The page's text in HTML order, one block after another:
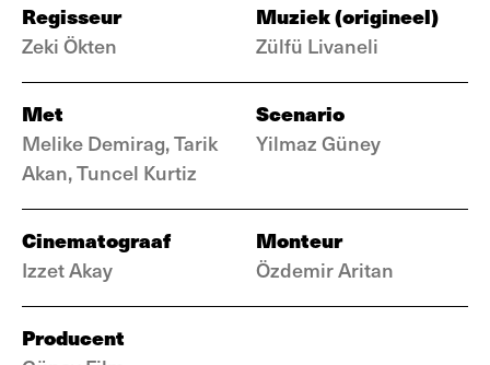
Regisseur
Zeki Ökten
Muziek (origineel)
Zülfü Livaneli
Met
Melike Demirag, Tarik
Akan, Tuncel Kurtiz
Scenario
Yilmaz Güney
Cinematograaf
Izzet Akay
Monteur
Özdemir Aritan
Producent